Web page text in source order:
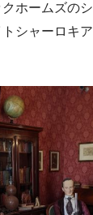
ホームズの
シャーロキ